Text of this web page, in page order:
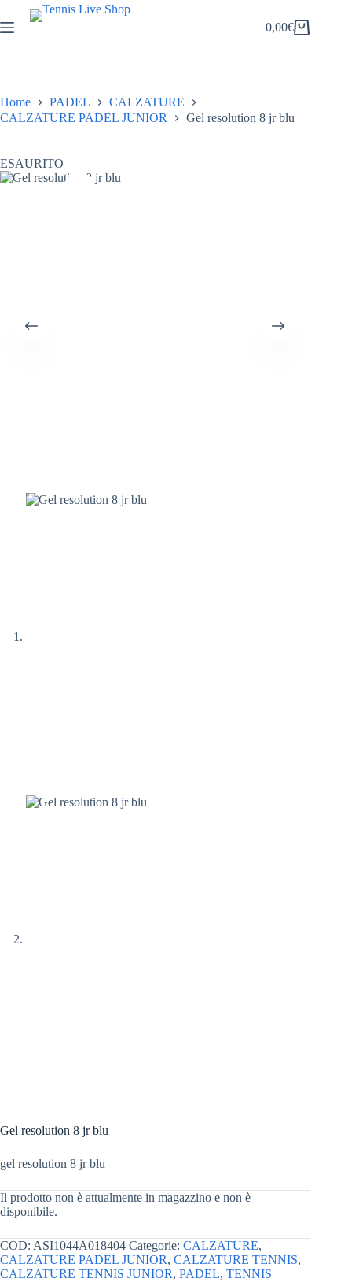
al
contenuto
Carrello
0,00€
Home PADEL
CALZATURE
CALZATURE PADEL JUNIOR
Gel resolution 8 jr blu
ESAURITO
Gel resolution 8 jr blu
gel resolution 8 jr blu
Il prodotto non è attualmente in magazzino e non è
disponibile.
COD: ASI1044A018404 Categorie: CALZATURE,
CALZATURE PADEL JUNIOR, CALZATURE TENNIS,
CALZATURE TENNIS JUNIOR, PADEL, TENNIS